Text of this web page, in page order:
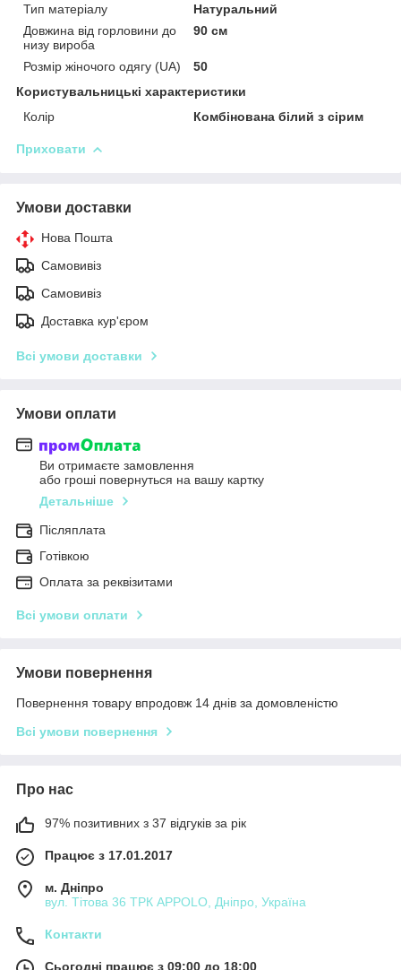
Тип матеріалу
Натуральний
Довжина від горловини до
низу вироба
90 см
Розмір жіночого одягу (UA)
50
Користувальницькі характеристики
Колір
Комбінована білий з сірим
Приховати
Умови доставки
Нова Пошта
Самовивіз
Самовивіз
Доставка кур'єром
Всі умови доставки
Умови оплати
Ви отримаєте замовлення
або гроші повернуться на вашу картку
Детальніше
Післяплата
Готівкою
Оплата за реквізитами
Всі умови оплати
Умови повернення
Повернення товару впродовж 14 днів за домовленістю
Всі умови повернення
Про нас
97% позитивних з 37 відгуків за рік
Працює з 17.01.2017
м. Дніпро
вул. Тітова 36 ТРК APPOLO, Дніпро, Україна
Контакти
Сьогодні працює з 09:00 до 18:00